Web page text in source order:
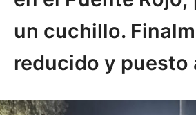
un cuchillo.
reducido y puesto